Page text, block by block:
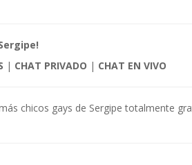
| CHAT PRIVADO | CHAT EN VIVO
chicos gays de Sergipe totalmente